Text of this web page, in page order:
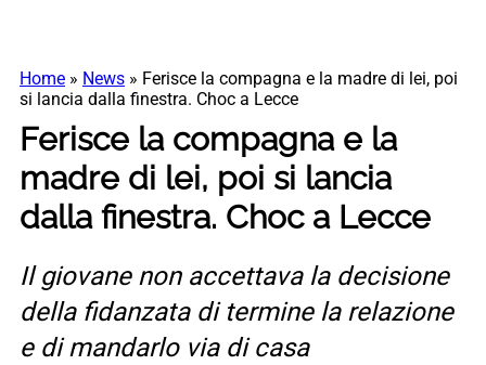
Home » News » Ferisce la compagna e la madre di lei, poi
si lancia dalla finestra. Choc a Lecce
Ferisce la compagna e la
madre di lei, poi si lancia
dalla finestra. Choc a Lecce
Il giovane non accettava la decisione
della fidanzata di termine la relazione
e di mandarlo via di casa